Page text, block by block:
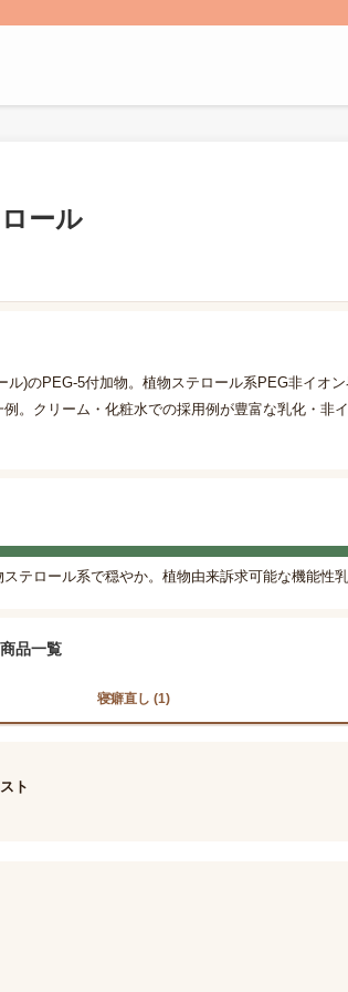
ール
)のPEG-5付加物。植物ステロール系PEG非イオ
。クリーム・化粧水での採用例が豊富な乳化・非
テロール系で穏やか。植物由来訴求可能な機能性乳
品一覧
寝癖直し (1)
ト